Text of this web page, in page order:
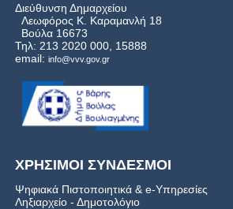
Διεύθυνση Δημαρχείου
Λεωφόρος Κ. Καραμανλή 18
Βούλα 16673
Τηλ: 213 2020 000, 15888
email: info@vvv.gov.gr
ΧΡΗΣΙΜΟΙ ΣΥΝΔΕΣΜΟΙ
Ψηφιακά Πιστοποιητικά & e-Υπηρεσίες
Ληξιαρχείο - Δημοτολόγιο